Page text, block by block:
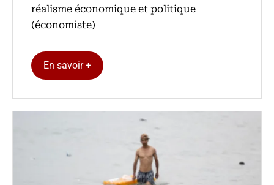
réalisme économique et politique
(économiste)
En savoir +